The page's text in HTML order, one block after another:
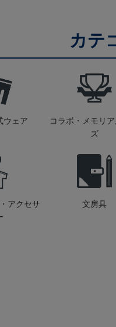
カテ
ウェア
コラボ・メモリ
ズ
アクセサ
文房具